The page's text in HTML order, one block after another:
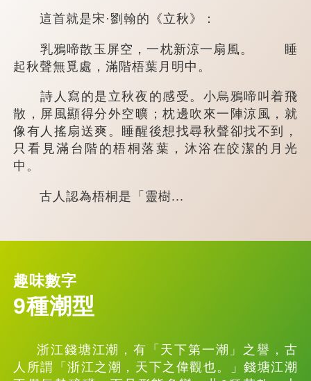
這首就是宋·劉翰的《立秋》：
乳鴉啼散玉屏空，一枕新涼一扇風。 睡
起秋聲無覓處，滿階梧葉月明中。
詩人寫的是立秋夜的感受。小烏鴉啼叫着飛
散，屏風顯得分外空曠；枕邊吹來一陣涼風，就
像有人搖扇送爽。睡醒後想找尋秋聲卻找不到，
只看見滿台階的梧桐落葉，沐浴在皎潔的月光
中。
古人認為梧桐是「靈樹...
趣味數字
9種潮型
浙江錢塘江潮，有「天下第一潮」之譽，古
人所謂「浙江之潮，天下之偉觀也。」錢塘江潮